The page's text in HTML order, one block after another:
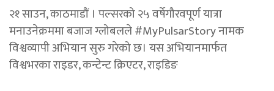
२१ साउन, काठमाडाैं । पल्सरको २५ वर्षेगौरवपूर्ण यात्रा
मनाउनेक्रममा बजाज ग्लोबलले #MyPulsarStory नामक
विश्वव्यापी अभियान सुरु गरेको छ। यस अभियानमार्फत
विश्वभरका राइडर, कन्टेन्ट क्रिएटर, राइडिङ